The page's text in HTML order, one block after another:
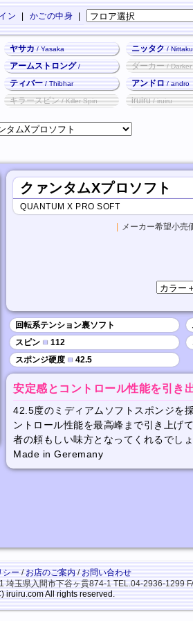
かごの中身
ン
ヤサカ/ Yasaka ニッタク/ Nittaku
アームストロング/
Armstrong
ダーカー/ Darker
ティバー/ Thibhar アンドロ/ andro
キラースピン/ Killer Spin iruiru/ iruiru
クァンタムXプロソフト
QUANTUM X PRO SOFT
メーカー希望小売
回転系テンション裏ソフト
スピン ■ 112
スポンジ硬度 ■ 42.5
安定感とコントロール性能を引き
42.5度のミディアムソフトスポンジを
ントロール性能を最高峰まで引き上げ
者の頼もしい味方となってくれるでしょ
Made in Geremany
シー/お店のご案内/お問い合わせ
埼玉県入間市下谷ヶ貫874-1TEL.04-2936-1299
iruiru.com All rights reserved.